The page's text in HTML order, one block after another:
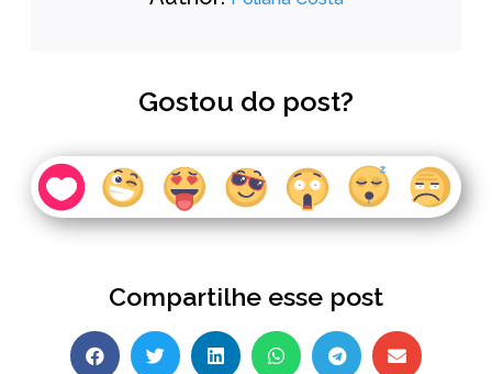
Gostou do post?
Compartilhe esse post